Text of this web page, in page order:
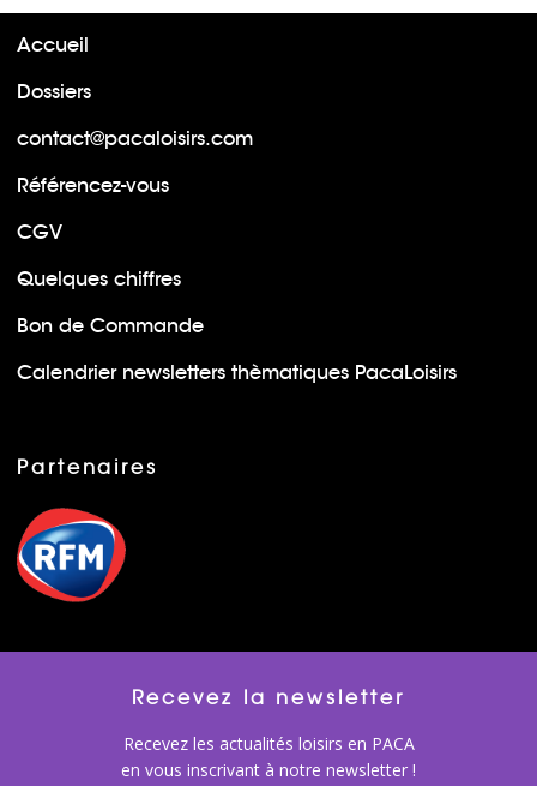
Accueil
Dossiers
contact@pacaloisirs.com
Référencez-vous
CGV
Quelques chiffres
Bon de Commande
Calendrier newsletters thèmatiques PacaLoisirs
Partenaires
Recevez la newsletter
Recevez les actualités loisirs en PACA
en vous inscrivant à notre newsletter !